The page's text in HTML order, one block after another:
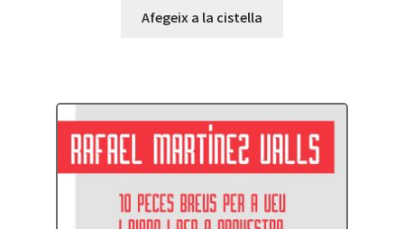
Afegeix a la cistella